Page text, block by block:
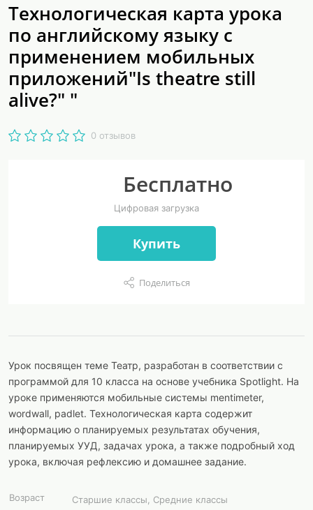
Технологическая карта урока
по английскому языку с
применением мобильных
приложений"Is theatre still
alive?" "
0 отзывов
Бесплатно
Цифровая загрузка
Купить
Поделиться
Урок посвящен теме Театр, разработан в соответствии с
программой для 10 класса на основе учебника Spotlight. На
уроке применяются мобильные системы mentimeter,
wordwall, padlet. Технологическая карта содержит
информацию о планируемых результатах обучения,
планируемых УУД, задачах урока, а также подробный ход
урока, включая рефлексию и домашнее задание.
Возраст
Старшие классы, Средние классы